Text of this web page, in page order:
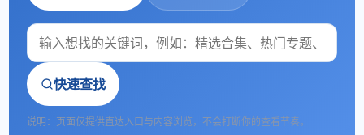
快速查找
说明：页面仅提供直达入口与内容浏览，不会打断你的查看节奏。